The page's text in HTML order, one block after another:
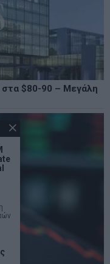
στα $80-90 – Μεγάλη